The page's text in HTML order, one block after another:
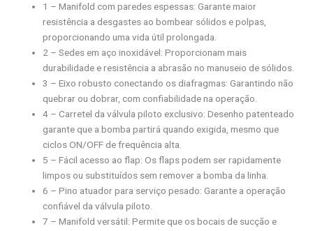
1 – Manifold com paredes espessas: Garante maior
resistência a desgastes ao bombear sólidos e polpas,
proporcionando uma vida útil prolongada.
2 – Sedes em aço inoxidável: Proporcionam mais
durabilidade e resistência a abrasão no manuseio de sólidos.
3 – Eixo robusto conectando os diafragmas: Garantindo não
quebrar ou dobrar, com confiabilidade na operação.
4 – Carretel da válvula piloto exclusivo: Desenho patenteado
garante que a bomba partirá quando exigida, mesmo que
ciclos ON/OFF de frequência alta.
5 – Fácil acesso ao flap: Os flaps podem ser rapidamente
limpos ou substituídos sem remover a bomba da linha.
6 – Pino atuador para serviço pesado: Garante a operação
confiável da válvula piloto.
7 – Manifold versátil: Permite que os bocais de sucção e